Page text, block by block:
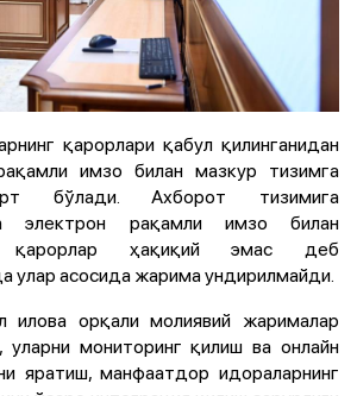
қарорлари қабул қилинганидан
имзо билан мазкур тизимга
бўлади. Ахборот тизимига
электрон рақамли имзо билан
қарорлар ҳақиқий эмас деб
улар асосида жарима ундирилмайди.
илова орқали молиявий жарималар
мониторинг қилиш ва онлайн
яратиш, манфаатдор идораларнинг